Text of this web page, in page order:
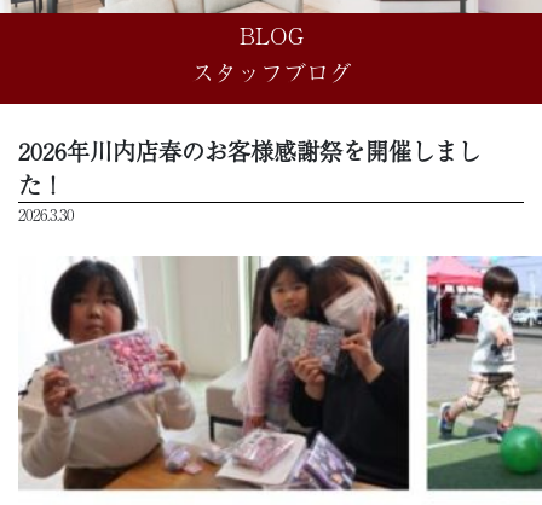
BLOG
スタッフブログ
2026年川内店春のお客様感謝祭を開催しまし
た！
2026.3.30